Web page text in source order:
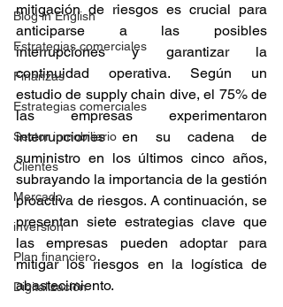
Blog in English
Estrategias comerciales
Finanzas
Estrategias comerciales
Sector inmobiliario
Clientes
Mercado
inversión
Plan financiero
Digitalización
mitigación de riesgos es crucial para
anticiparse a las posibles
interrupciones y garantizar la
continuidad operativa. Según un
estudio de supply chain dive, el 75% de
las empresas experimentaron
interrupciones en su cadena de
suministro en los últimos cinco años,
subrayando la importancia de la gestión
proactiva de riesgos. A continuación, se
presentan siete estrategias clave que
las empresas pueden adoptar para
mitigar los riesgos en la logística de
abastecimiento.